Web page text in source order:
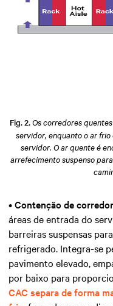
Fig. 2.Os corredores
servidor, enquanto o ar
servidor. O ar quente é
arrefecimento suspenso
•Contenção de
áreas de entrada do
barreiras suspensas
refrigerado. Integra-se
pavimento elevado,
por baixo para
CAC separa de forma